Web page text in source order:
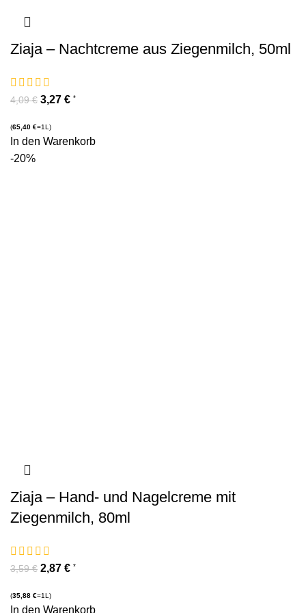
Ziaja – Nachtcreme aus Ziegenmilch, 50ml
4,09€ 3,27 € *
(65,40 €=1L)
In den Warenkorb
-20%
Ziaja – Hand- und Nagelcreme mit
Ziegenmilch, 80ml
3,59€ 2,87 € *
(35,88 €=1L)
In den Warenkorb